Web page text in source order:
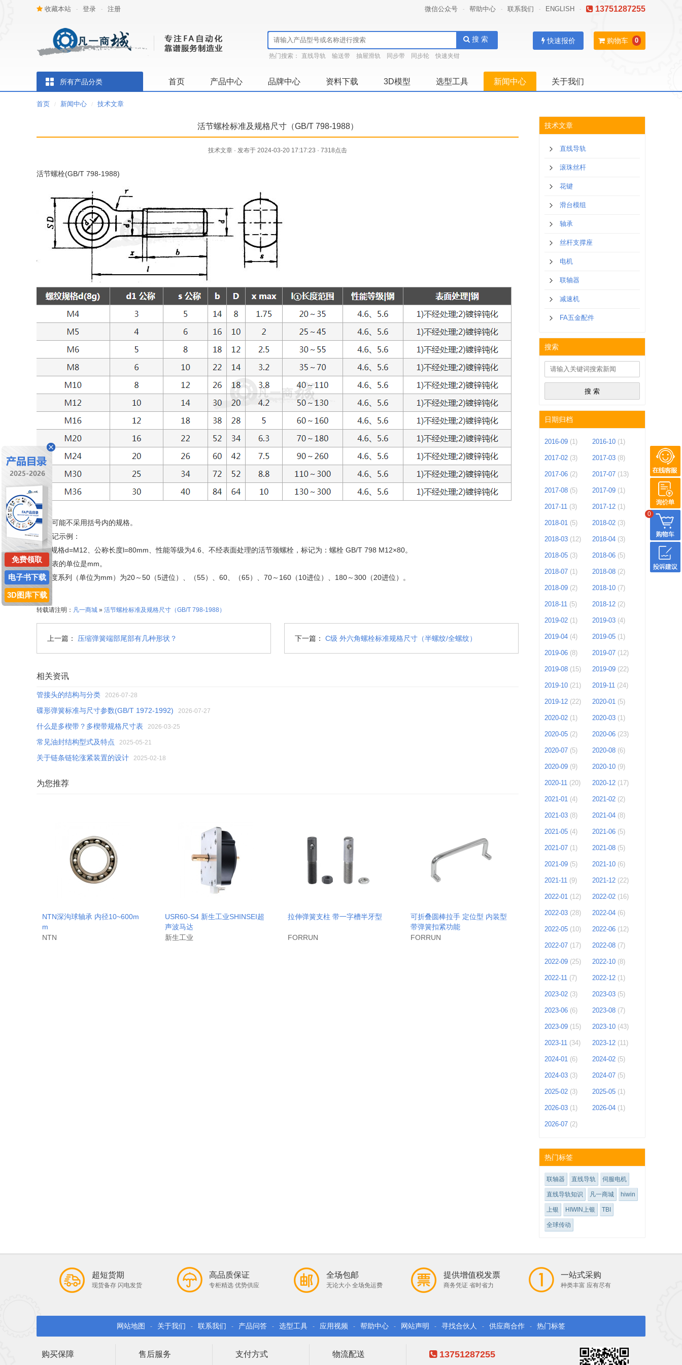
收藏本站 - 登录 - 注册 微信公众号 - 帮助中心 - 联系我们 - ENGLISH - 13751287255
搜 索
热门搜索： 直线导轨 输送带 抽屉滑轨 同步带 同步轮 快速夹钳
购物车 0
快速报价
所有产品分类 首页 产品中心 品牌中心 资料下载 3D模型 选型工具 新闻中心 关于我们
首页 / 新闻中心 / 技术文章
活节螺栓标准及规格尺寸（GB/T 798-1988）
技术文章 · 发布于 2024-03-20 17:17:23 · 7318点击
活节螺栓(GB/T 798-1988)
注：
1. 尽可能不采用括号内的规格。
2. 标记示例：
螺纹规格d=M12、公称长度l=80mm、性能等级为4.6、不经表面处理的活节颈螺栓，标记为：螺栓 GB/T 798 M12×80。
3. 本表的单位是mm。
①长度系列（单位为mm）为20～50（5进位）、（55）、60、（65）、70～160（10进位）、180～300（20进位）。
转载请注明： 凡一商城 » 活节螺栓标准及规格尺寸（GB/T 798-1988）
上一篇： 压缩弹簧端部尾部有几种形状？ 下一篇： C级 外六角螺栓标准规格尺寸（半螺纹/全螺纹）
相关资讯
管接头的结构与分类 2026-07-28
碟形弹簧标准与尺寸参数(GB/T 1972-1992) 2026-07-27
什么是多楔带？多楔带规格尺寸表 2026-03-25
常见油封结构型式及特点 2025-05-21
关于链条链轮涨紧装置的设计 2025-02-18
为您推荐
NTN深沟球轴承 内径10~600m
m
NTN
USR60-S4 新生工业SHINSEI超
声波马达
新生工业
拉伸弹簧支柱 带一字槽半牙型
FORRUN
可折叠圆棒拉手 定位型 内装型
带弹簧扣紧功能
FORRUN
技术文章
直线导轨
滚珠丝杆
花键
滑台模组
轴承
丝杆支撑座
电机
联轴器
减速机
FA五金配件
搜索
日期归档
2016-09 (1) 2016-10 (1)
2017-02 (3) 2017-03 (8)
2017-06 (2) 2017-07 (13)
2017-08 (5) 2017-09 (1)
2017-11 (3) 2017-12 (1)
2018-01 (5) 2018-02 (3)
2018-03 (12) 2018-04 (3)
2018-05 (3) 2018-06 (5)
2018-07 (1) 2018-08 (2)
2018-09 (2) 2018-10 (7)
2018-11 (5) 2018-12 (2)
2019-02 (1) 2019-03 (4)
2019-04 (4) 2019-05 (1)
2019-06 (8) 2019-07 (12)
2019-08 (15) 2019-09 (22)
2019-10 (21) 2019-11 (24)
2019-12 (22) 2020-01 (5)
2020-02 (1) 2020-03 (1)
2020-05 (2) 2020-06 (23)
2020-07 (5) 2020-08 (6)
2020-09 (9) 2020-10 (9)
2020-11 (20) 2020-12 (17)
2021-01 (4) 2021-02 (2)
2021-03 (8) 2021-04 (8)
2021-05 (4) 2021-06 (5)
2021-07 (1) 2021-08 (5)
2021-09 (5) 2021-10 (6)
2021-11 (9) 2021-12 (22)
2022-01 (12) 2022-02 (16)
2022-03 (28) 2022-04 (6)
2022-05 (10) 2022-06 (12)
2022-07 (17) 2022-08 (7)
2022-09 (25) 2022-10 (8)
2022-11 (7) 2022-12 (1)
2023-02 (3) 2023-03 (5)
2023-06 (6) 2023-08 (7)
2023-09 (15) 2023-10 (43)
2023-11 (34) 2023-12 (11)
2024-01 (6) 2024-02 (5)
2024-03 (3) 2024-07 (5)
2025-02 (3) 2025-05 (1)
2026-03 (1) 2026-04 (1)
2026-07 (2)
热门标签
联轴器 直线导轨 伺服电机
直线导轨知识 凡一商城 hiwin
上银 HIWIN上银 TBI
全球传动
超短货期
现货备存 闪电发货
高品质保证
专柜精选 优势供应
全场包邮
无论大小 全场免运费
提供增值税发票
商务凭证 省时省力
一站式采购
种类丰富 应有尽有
网站地图 - 关于我们 - 联系我们 - 产品问答 - 选型工具 - 应用视频 - 帮助中心 - 网站声明 - 寻找合伙人 - 供应商合作 - 热门标签
购买保障 售后服务 支付方式 物流配送 13751287255
0
免费领取
电子书下载
3D图库下载